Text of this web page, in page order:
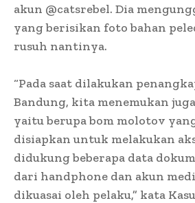
akun @catsrebel. Dia
yang berisikan foto bahan
rusuh nantinya.
“Pada saat dilakukan
Bandung, kita menemukan
yaitu berupa bom molotov
disiapkan untuk melakukan
didukung beberapa data
dari handphone dan akun
dikuasai oleh pelaku,” kata